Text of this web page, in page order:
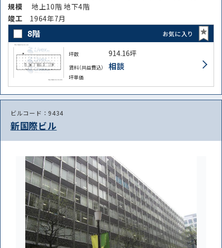
規模
地上10階 地下4階
竣⼯ 1964年7月
8階 お気に入り
坪数 914.16坪
賃料（共益費込） 相談
坪単価
ビルコード：9434
新国際ビル